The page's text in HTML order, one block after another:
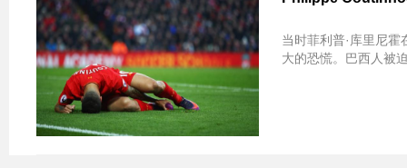
当时菲利普·库里尼
大的恐慌。巴西人被